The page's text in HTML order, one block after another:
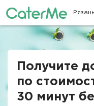
Рязань
Получите
по
30 минут